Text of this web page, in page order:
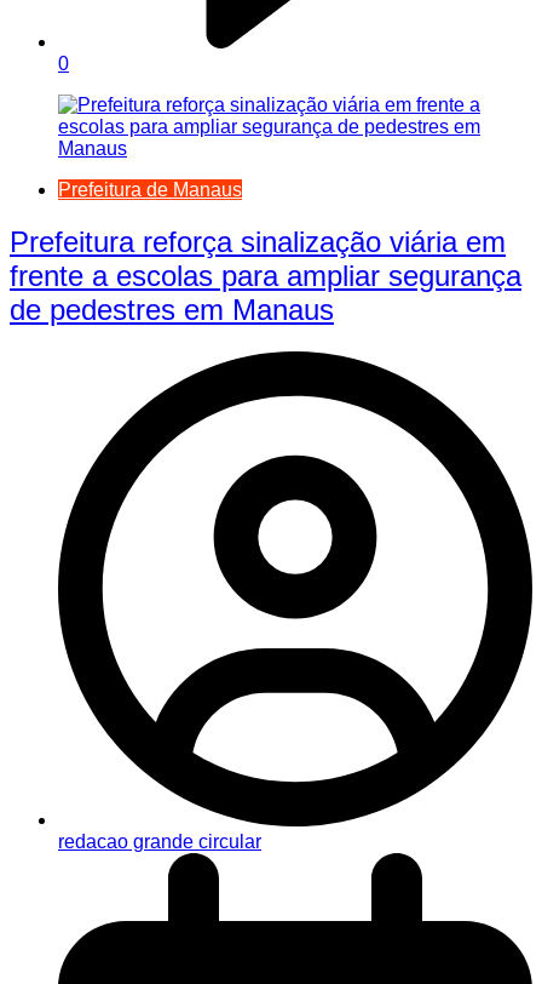
0
Prefeitura de Manaus
Prefeitura reforça sinalização viária em
frente a escolas para ampliar segurança
de pedestres em Manaus
redacao grande circular